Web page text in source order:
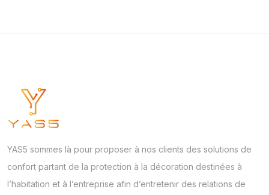
YAS5 sommes là pour proposer à nos clients des solutions de
confort partant de la protection à la décoration destinées à
l’habitation et à l’entreprise afin d’entretenir des relations de